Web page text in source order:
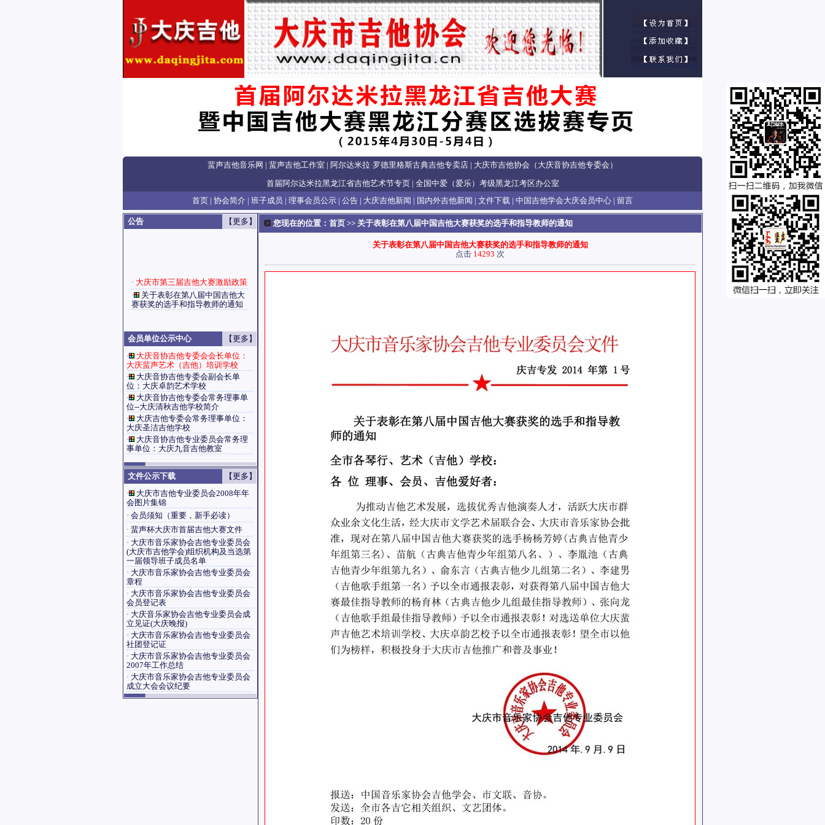
蜚声吉他音乐网 | 蜚声吉他工作室 | 阿尔达米拉·罗德里格斯古典吉他专卖店 | 大庆市吉他协会（大庆音协吉他专委会）
首届阿尔达米拉黑龙江省吉他艺术节专页| 全国中爱（爱乐）考级黑龙江考区办公室
首页 | 协会简介 | 班子成员 | 理事会员公示 | 公告 | 大庆吉他新闻 | 国内外吉他新闻 | 文件下载 | 中国吉他学会大庆会员中心 | 留言
公告 【更多】
大庆市第三届吉他大赛激励政策
·
关于表彰在第八届中国吉他大
赛获奖的选手和指导教师的通知
会员单位公示中心
【更多】
·
大庆音协吉他专委会会长单位：
大庆蜚声艺术（吉他）培训学校
·
大庆音协吉他专委会副会长单
位：大庆卓韵艺术学校
·
大庆音协吉他专委会常务理事单
位--大庆清秋吉他学校简介
·
大庆吉他专委会常务理事单位：
大庆圣洁吉他学校
·
大庆音协吉他专业委员会常务理
事单位：大庆九音吉他教室
文件公示下载
【更多】
·
大庆市吉他专业委员会2008年年
会图片集锦
· 会员须知（重要，新手必读）
· 蜚声杯大庆市首届吉他大赛文件
· 大庆市音乐家协会吉他专业委员会
(大庆市吉他学会)组织机构及当选第
一届领导班子成员名单
· 大庆市音乐家协会吉他专业委员会
章程
· 大庆市音乐家协会吉他专业委员会
会员登记表
· 大庆音乐家协会吉他专业委员会成
立见证(大庆晚报)
· 大庆市音乐家协会吉他专业委员会
社团登记证
· 大庆市音乐家协会吉他专业委员会
2007年工作总结
· 大庆市音乐家协会吉他专业委员会
成立大会会议纪要
您现在的位置： 首页>> 关于表彰在第八届中国吉他大赛获奖的选手和指导教师的通知
关于表彰在第八届中国吉他大赛获奖的选手和指导教师的通知
点击 14293 次